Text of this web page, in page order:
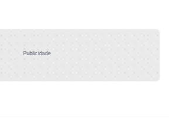
Publicidade